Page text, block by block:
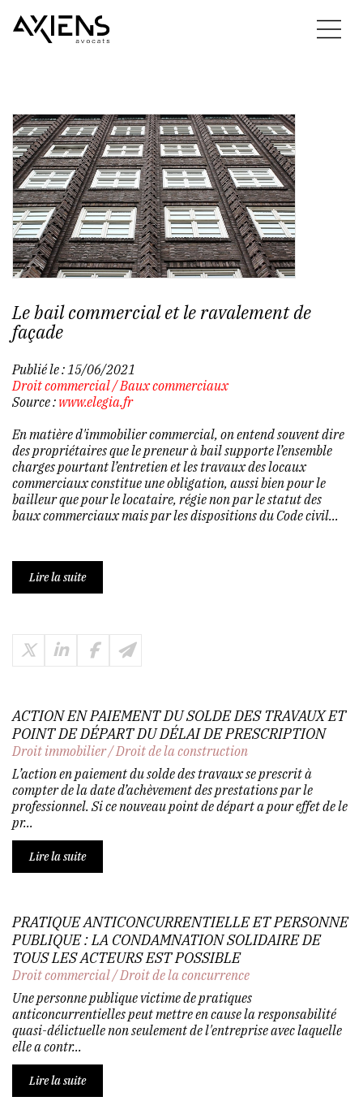
Le bail commercial et le ravalement de
façade
Publié le : 15/06/2021
Droit commercial/Baux commerciaux
Source : www.elegia.fr
En matière d'immobilier commercial, on entend souvent dire
des propriétaires que le preneur à bail supporte l’ensemble
charges pourtant l’entretien et les travaux des locaux
commerciaux constitue une obligation, aussi bien pour le
bailleur que pour le locataire, régie non par le statut des
baux commerciaux mais par les dispositions du Code civil...
Lire la suite
ACTION EN PAIEMENT DU SOLDE DES TRAVAUX ET
POINT DE DÉPART DU DÉLAI DE PRESCRIPTION
Droit immobilier/Droit de la construction
L’action en paiement du solde des travaux se prescrit à
compter de la date d’achèvement des prestations par le
professionnel. Si ce nouveau point de départ a pour effet de le
pr...
Lire la suite
PRATIQUE ANTICONCURRENTIELLE ET PERSONNE
PUBLIQUE : LA CONDAMNATION SOLIDAIRE DE
TOUS LES ACTEURS EST POSSIBLE
Droit commercial/Droit de la concurrence
Une personne publique victime de pratiques
anticoncurrentielles peut mettre en cause la responsabilité
quasi-délictuelle non seulement de l'entreprise avec laquelle
elle a contr...
Lire la suite